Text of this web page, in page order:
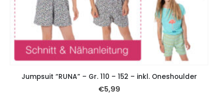
Jumpsuit “RUNA” – Gr. 110 – 152 – inkl. Oneshoulder
€5,99